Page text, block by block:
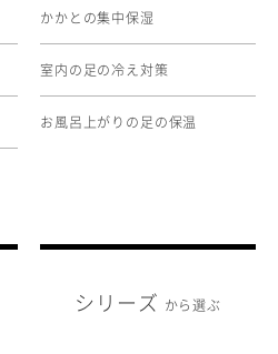
かかとの集中保湿
室内の足の冷え対策
お風呂上がりの足の保温
シリーズ から選ぶ